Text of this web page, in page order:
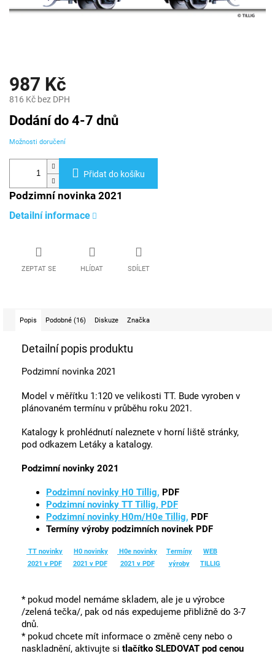
987 Kč
816 Kč bez DPH
Měrná
cena:
Dodání do 4-7 dnů
Možnosti doručení
Přidat do košíku
Podzimní novinka 2021
Detailní informace
ZEPTAT SE HLÍDAT SDÍLET
Popis Podobné (16) Diskuze Značka
Detailní popis produktu
Podzimní novinka 2021
Model v měřítku 1:120 ve velikosti TT. Bude vyroben v
plánovaném termínu v průběhu roku 2021.
Katalogy k prohlédnutí naleznete v horní liště stránky,
pod odkazem Letáky a katalogy.
Podzimní novinky 2021
Podzimní novinky H0 Tillig, PDF
Podzimní novinky TT Tillig, PDF
Podzimní novinky H0m/H0e Tillig, PDF
Termíny výroby podzimních novinek PDF
TT novinky
2021 v PDF
H0 novinky
2021 v PDF
H0e novinky
2021 v PDF
Termíny
výroby
WEB
TILLIG
* pokud model nemáme skladem, ale je u výrobce
/zelená tečka/, pak od nás expedujeme přibližně do 3-7
dnů.
* pokud chcete mít informace o změně ceny nebo o
naskladnění, aktivujte si tlačítko SLEDOVAT pod cenou